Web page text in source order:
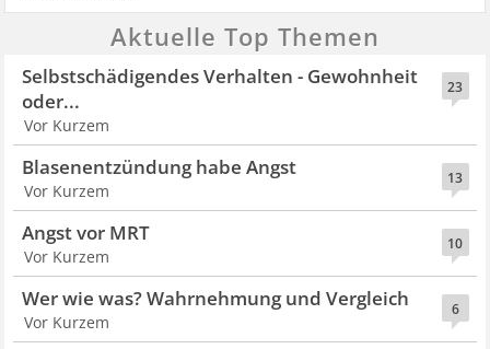
Aktuelle Top Themen
23
Selbstschädigendes Verhalten - Gewohnheit
oder...
Vor Kurzem
13
Blasenentzündung habe Angst
Vor Kurzem
10
Angst vor MRT
Vor Kurzem
6
Wer wie was? Wahrnehmung und Vergleich
Vor Kurzem